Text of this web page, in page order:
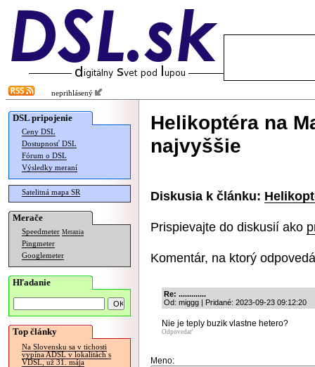
neprihlásený
DSL pripojenie
Ceny DSL
Dostupnosť DSL
Fórum o DSL
Výsledky meraní
Satelitná mapa SR
Merače
Speedmeter Merania
Pingmeter
Googlemeter
Hľadanie
Top články
Na Slovensku sa v tichosti
vypína ADSL v lokalitách s
VDSL, už 31. mája
Helikoptéra na
najvyššie
Diskusia k článku:
Prispievajte do diskusií ako
Komentár, na ktorý
Re: .............
Od: miggg | Pridané: 2023-09-23 09:12:20
Nie je teply buzik vlastne hetero?
Odpovedať
Meno: